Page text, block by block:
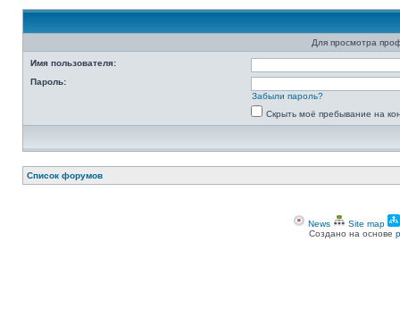
Для просмотра
Имя пользователя:
Пароль:
Забыли пароль?
Скрыть моё пребывание на
Список форумов
News Site map
Создано на основе